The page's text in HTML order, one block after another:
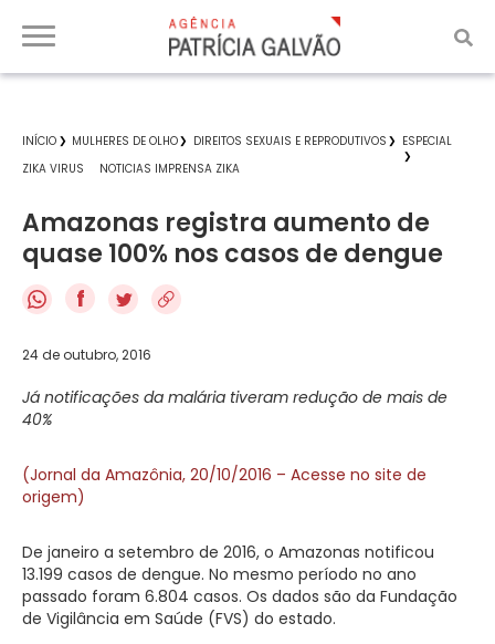
INÍCIO MULHERES DE OLHO DIREITOS SEXUAIS E REPRODUTIVOS
ESPECIAL
ZIKA VIRUS
NOTICIAS IMPRENSA ZIKA
Amazonas registra aumento de
quase 100% nos casos de dengue
f
24 de outubro, 2016
Já notificações da malária tiveram redução de mais de
40%
(Jornal da Amazônia, 20/10/2016 – Acesse no site de
origem)
De janeiro a setembro de 2016, o Amazonas notificou
13.199 casos de dengue. No mesmo período no ano
passado foram 6.804 casos. Os dados são da Fundação
de Vigilância em Saúde (FVS) do estado.